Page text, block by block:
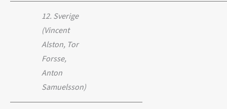
12. Sverige
(Vincent
Alston, Tor
Forsse,
Anton
Samuelsson)